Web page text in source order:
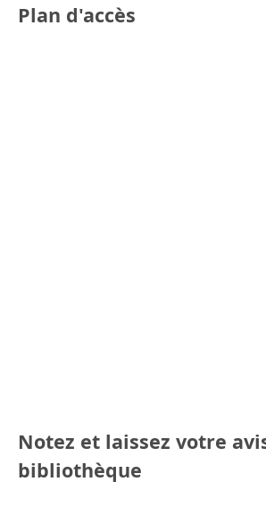
Plan d'accès
Notez et laissez votre
bibliothèque